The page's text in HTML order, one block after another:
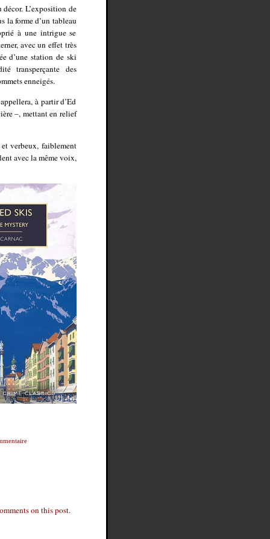
L’exposition de
la forme d’un tableau
à une intrigue se
avec un effet très
d’une station de ski
transperçante des
enneigés.
à partir d’Ed
–, mettant en relief
verbeux, faiblement
avec la même voix,
on this post.